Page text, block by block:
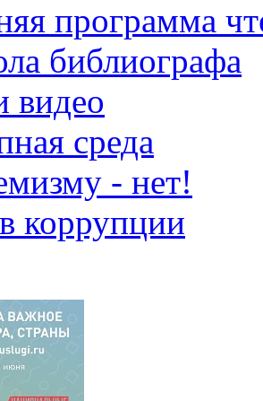
программа
библиографа
видео
среда
- нет!
коррупции